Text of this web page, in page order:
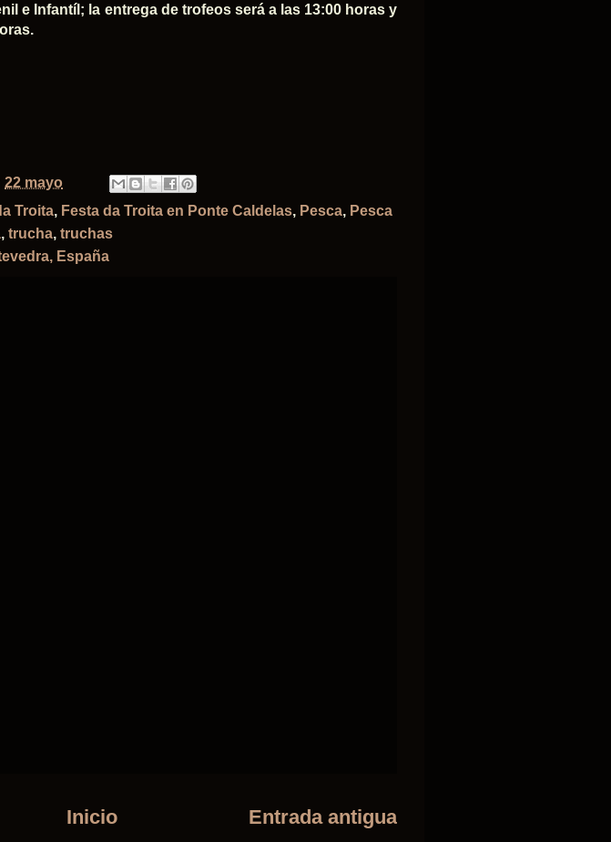
e Infantíl; la entrega de trofeos será a las 13:00 horas y
22 mayo
Troita, Festa da Troita en Ponte Caldelas, Pesca, Pesca
, trucha, truchas
España
Entrada antigua
Inicio